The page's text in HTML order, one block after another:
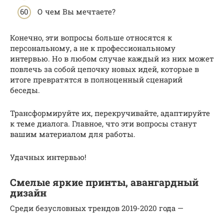
О чем Вы мечтаете?
Конечно, эти вопросы больше относятся к
персональному, а не к профессиональному
интервью. Но в любом случае каждый из них может
повлечь за собой цепочку новых идей, которые в
итоге превратятся в полноценный сценарий
беседы.
Трансформируйте их, перекручивайте, адаптируйте
к теме диалога. Главное, что эти вопросы станут
вашим материалом для работы.
Удачных интервью!
Смелые яркие принты, авангардный
дизайн
Среди безусловных трендов 2019-2020 года —